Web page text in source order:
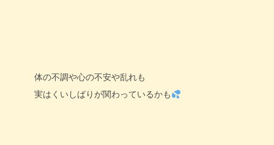
体の不調や心の不安や乱れも
実はくいしばりが関わっているかも